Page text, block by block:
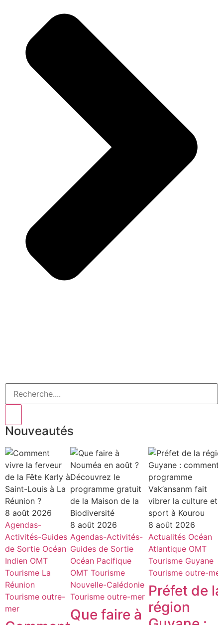
Nouveautés
8 août 2026
Agendas-
Activités-Guides
de Sortie Océan
Indien OMT
Tourisme La
Réunion
Tourisme outre-
mer
8 août 2026
Agendas-Activités-
Guides de Sortie
Océan Pacifique
OMT Tourisme
Nouvelle-Calédonie
Tourisme outre-mer
Que faire à
8 août 2026
Actualités Océan
Atlantique OMT
Tourisme Guyane
Tourisme outre-mer
Préfet de la
région